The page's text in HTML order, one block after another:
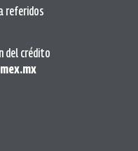
referidos
del crédito